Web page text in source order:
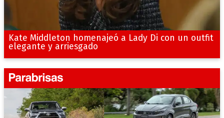
Kate Middleton homenajeó a Lady Di con un outfit
elegante y arriesgado